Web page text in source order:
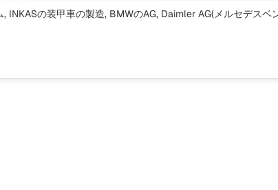
, INKASの装甲車の製造, BMWのAG, Daimler AG(メルセデスベ